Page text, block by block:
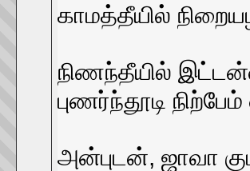
காமத்தீயில்
நிணந்தீயில்
புணர்ந்தூடி
அன்புடன், ஜாவா